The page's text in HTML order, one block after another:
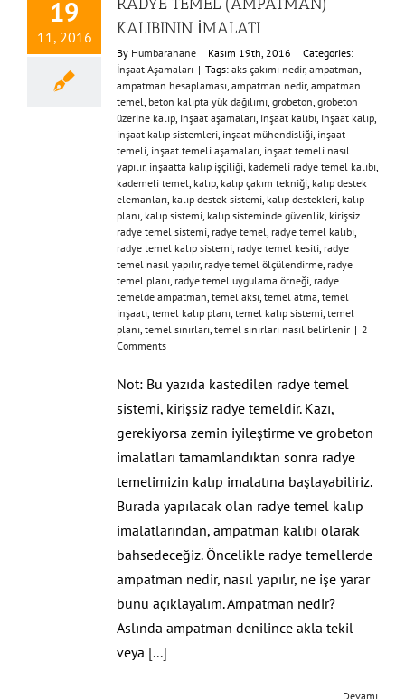
19
11, 2016
KALIBININ İMALATI
By Humbarahane | Kasım 19th, 2016 | Categories:
İnşaat Aşamaları | Tags: aks çakımı nedir, ampatman,
ampatman hesaplaması, ampatman nedir, ampatman
temel, beton kalıpta yük dağılımı, grobeton, grobeton
üzerine kalıp, inşaat aşamaları, inşaat kalıbı, inşaat kalıp,
inşaat kalıp sistemleri, inşaat mühendisliği, inşaat
temeli, inşaat temeli aşamaları, inşaat temeli nasıl
yapılır, inşaatta kalıp işçiliği, kademeli radye temel kalıbı,
kademeli temel, kalıp, kalıp çakım tekniği, kalıp destek
elemanları, kalıp destek sistemi, kalıp destekleri, kalıp
planı, kalıp sistemi, kalıp sisteminde güvenlik, kirişsiz
radye temel sistemi, radye temel, radye temel kalıbı,
radye temel kalıp sistemi, radye temel kesiti, radye
temel nasıl yapılır, radye temel ölçülendirme, radye
temel planı, radye temel uygulama örneği, radye
temelde ampatman, temel aksı, temel atma, temel
inşaatı, temel kalıp planı, temel kalıp sistemi, temel
planı, temel sınırları, temel sınırları nasıl belirlenir | 2
Comments
Not: Bu yazıda kastedilen radye temel
sistemi, kirişsiz radye temeldir. Kazı,
gerekiyorsa zemin iyileştirme ve grobeton
imalatları tamamlandıktan sonra radye
temelimizin kalıp imalatına başlayabiliriz.
Burada yapılacak olan radye temel kalıp
imalatlarından, ampatman kalıbı olarak
bahsedeceğiz. Öncelikle radye temellerde
ampatman nedir, nasıl yapılır, ne işe yarar
bunu açıklayalım. Ampatman nedir?
Aslında ampatman denilince akla tekil
veya [...]
Devamı